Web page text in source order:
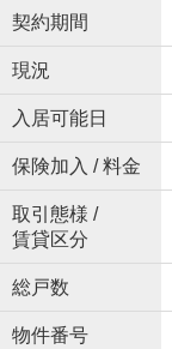
契約期間
現況
入居可能日
保険加入 / 料金
取引態様 /
賃貸区分
総戸数
物件番号